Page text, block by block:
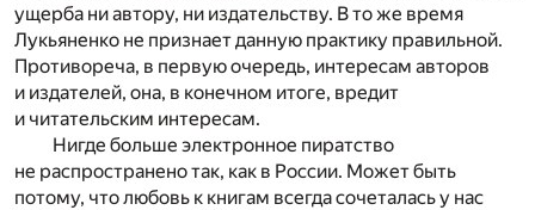
ущерба ни автору, ни издательству. В то же время
Лукьяненко не признает данную практику правильной.
Противореча, в первую очередь, интересам авторов
и издателей, она, в конечном итоге, вредит
и читательским интересам.
Нигде больше электронное пиратство
не распространено так, как в России. Может быть
потому, что любовь к книгам всегда сочеталась у нас